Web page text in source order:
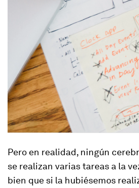
Pero en realidad, ningún
se realizan varias tareas a la
bien que si la hubiésemos